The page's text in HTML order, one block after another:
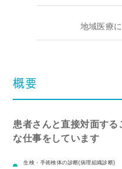
地域医療
概要
患者さんと直接対面する
な仕事をしています
生検・手術検体の診断(病理組織診断)